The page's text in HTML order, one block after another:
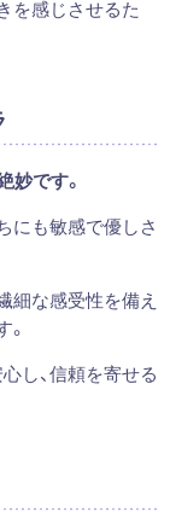
を感じさせるた
妙です。
にも敏感で優しさ
細な感受性を備え
し、信頼を寄せる